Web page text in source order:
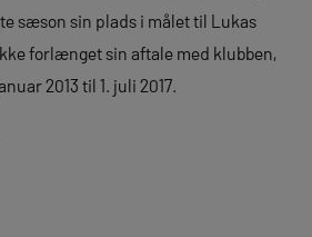
sæson sin plads i målet til Lukas
forlænget sin aftale med klubben,
2013 til 1. juli 2017.